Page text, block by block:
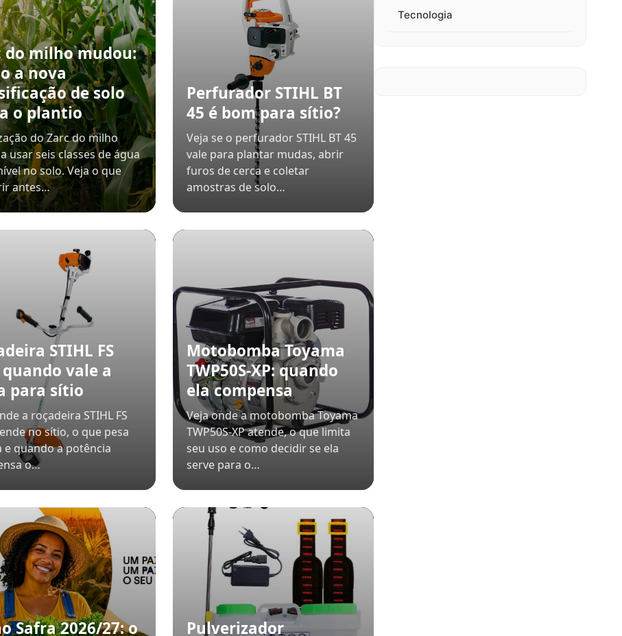
do milho mudou:
a nova
de solo
o plantio
do Zarc do milho
usar seis classes de água
no solo. Veja o que
antes…
Perfurador STIHL BT
45 é bom para sítio?
Veja se o perfurador STIHL BT 45
vale para plantar mudas, abrir
furos de cerca e coletar
amostras de solo…
STIHL FS
quando vale a
para sítio
a roçadeira STIHL FS
no sítio, o que pesa
e quando a potência
o…
Motobomba Toyama
TWP50S-XP: quando
ela compensa
Veja onde a motobomba Toyama
TWP50S-XP atende, o que limita
seu uso e como decidir se ela
serve para o…
Safra 2026/27: o
Pulverizador
Tecnologia